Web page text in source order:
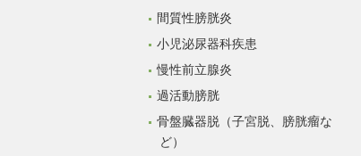
間質性膀胱炎
小児泌尿器科疾患
慢性前立腺炎
過活動膀胱
骨盤臓器脱（子宮脱、膀胱瘤な
ど）